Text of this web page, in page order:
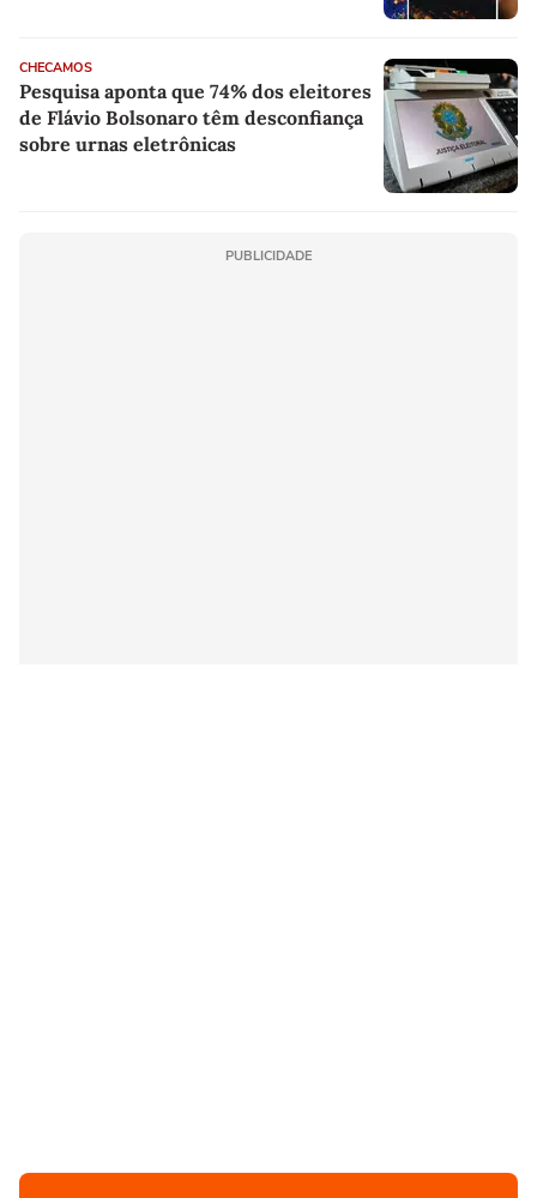
CHECAMOS
Pesquisa aponta que 74% dos eleitores
de Flávio Bolsonaro têm desconfiança
sobre urnas eletrônicas
PUBLICIDADE